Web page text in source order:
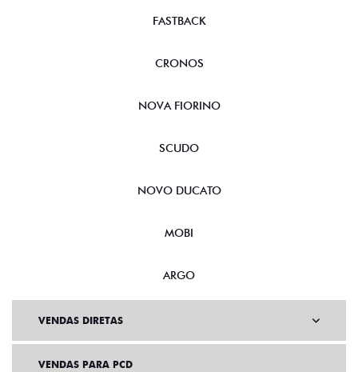
FASTBACK
CRONOS
NOVA FIORINO
SCUDO
NOVO DUCATO
MOBI
ARGO
VENDAS DIRETAS
VENDAS PARA PCD